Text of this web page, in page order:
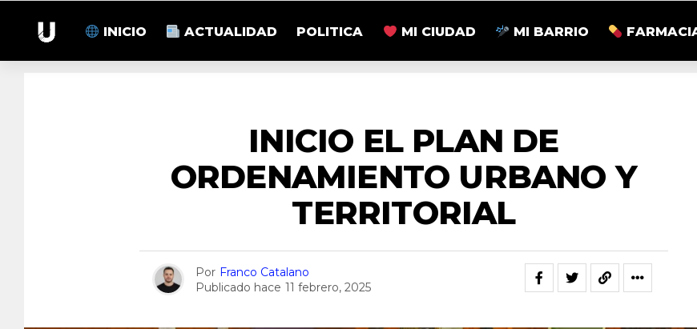
INICIO ACTUALIDAD POLITICA MI CIUDAD MI BARRIO
INICIO EL PLAN DE
ORDENAMIENTO URBANO Y
TERRITORIAL
Por Franco Catalano
Publicado hace 11 febrero, 2025